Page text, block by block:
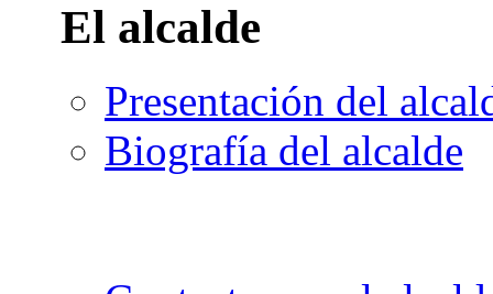
El alcalde
Presentación del
Biografía del alcalde